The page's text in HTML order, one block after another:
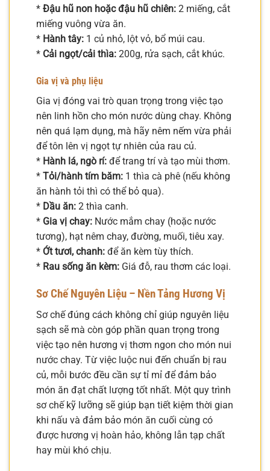
* Đậu hũ non hoặc đậu hũ chiên: 2 miếng, cắt
miếng vuông vừa ăn.
* Hành tây: 1 củ nhỏ, lột vỏ, bổ múi cau.
* Cải ngọt/cải thìa: 200g, rửa sạch, cắt khúc.
Gia vị và phụ liệu
Gia vị đóng vai trò quan trọng trong việc tạo
nên linh hồn cho món nước dùng chay. Không
nên quá lạm dụng, mà hãy nêm nếm vừa phải
để tôn lên vị ngọt tự nhiên của rau củ.
* Hành lá, ngò rí: để trang trí và tạo mùi thơm.
* Tỏi/hành tím băm: 1 thìa cà phê (nếu không
ăn hành tỏi thì có thể bỏ qua).
* Dầu ăn: 2 thìa canh.
* Gia vị chay: Nước mắm chay (hoặc nước
tương), hạt nêm chay, đường, muối, tiêu xay.
* Ớt tươi, chanh: để ăn kèm tùy thích.
* Rau sống ăn kèm: Giá đỗ, rau thơm các loại.
Sơ Chế Nguyên Liệu – Nền Tảng Hương Vị
Sơ chế đúng cách không chỉ giúp nguyên liệu
sạch sẽ mà còn góp phần quan trọng trong
việc tạo nên hương vị thơm ngon cho món nui
nước chay. Từ việc luộc nui đến chuẩn bị rau
củ, mỗi bước đều cần sự tỉ mỉ để đảm bảo
món ăn đạt chất lượng tốt nhất. Một quy trình
sơ chế kỹ lưỡng sẽ giúp bạn tiết kiệm thời gian
khi nấu và đảm bảo món ăn cuối cùng có
được hương vị hoàn hảo, không lẫn tạp chất
hay mùi khó chịu.